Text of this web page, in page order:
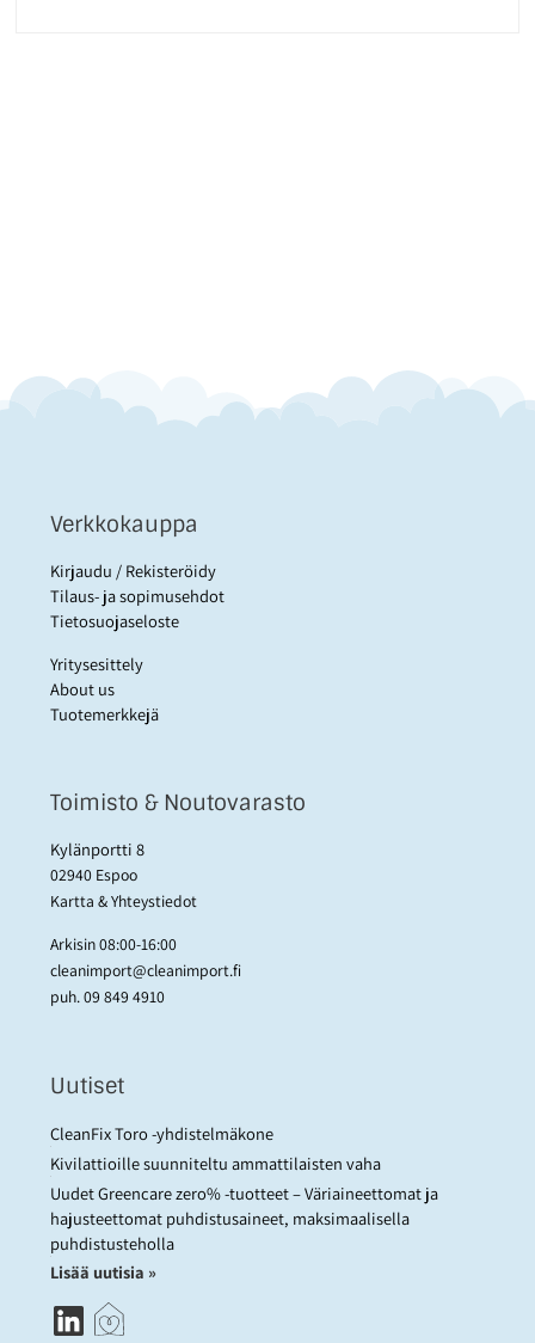
Verkkokauppa
Kirjaudu / Rekisteröidy
Tilaus- ja sopimusehdot
Tietosuojaseloste
Yritysesittely
About us
Tuotemerkkejä
Toimisto & Noutovarasto
Kylänportti 8
02940 Espoo
Kartta & Yhteystiedot
Arkisin 08:00-16:00
cleanimport@cleanimport.fi
puh.09 849 4910
Uutiset
CleanFix Toro -yhdistelmäkone
Kivilattioille suunniteltu ammattilaisten vaha
Uudet Greencare zero% -tuotteet – Väriaineettomat ja
hajusteettomat puhdistusaineet, maksimaalisella
puhdistusteholla
Lisää uutisia »